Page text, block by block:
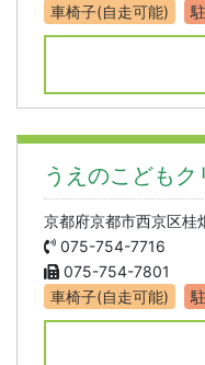
車椅子(自走可能)
うえのこどもク
京都府京都市西京区
075-754-7716
075-754-7801
車椅子(自走可能)